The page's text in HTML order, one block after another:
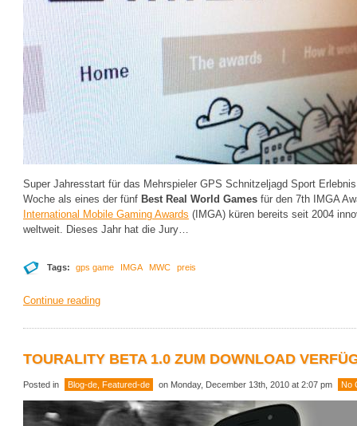
Super Jahresstart für das Mehrspieler GPS Schnitzeljagd Sport
Woche als eines der fünf Best Real World Games für den 7th IMGA
International Mobile Gaming Awards (IMGA) küren bereits seit 2004
weltweit. Dieses Jahr hat die Jury…
Tags: gps game IMGA MWC preis
Continue reading
TOURALITY BETA 1.0 ZUM DOWNLOAD
Posted in Blog-de Featured-de on Monday, December 13th, 2010 at 2:07 pm No